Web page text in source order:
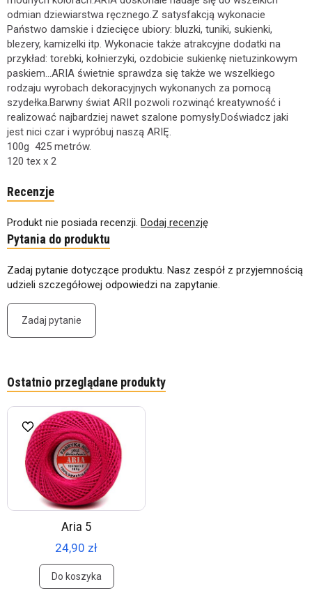
odmian dziewiarstwa ręcznego.Z satysfakcją wykonacie
Państwo damskie i dziecięce ubiory: bluzki, tuniki, sukienki,
blezery, kamizelki itp. Wykonacie także atrakcyjne dodatki na
przykład: torebki, kołnierzyki, ozdobicie sukienkę nietuzinkowym
paskiem...ARIA świetnie sprawdza się także we wszelkiego
rodzaju wyrobach dekoracyjnych wykonanych za pomocą
szydełka.Barwny świat ARII pozwoli rozwinąć kreatywność i
realizować najbardziej nawet szalone pomysły.Doświadcz jaki
jest nici czar i wypróbuj naszą ARIĘ.
100g 425 metrów.
120 tex x 2
Recenzje
Produkt nie posiada recenzji. Dodaj recenzję
Pytania do produktu
Zadaj pytanie dotyczące produktu. Nasz zespół z przyjemnością
udzieli szczegółowej odpowiedzi na zapytanie.
Zadaj pytanie
Ostatnio przeglądane produkty
Aria 5
24,90 zł
Do koszyka